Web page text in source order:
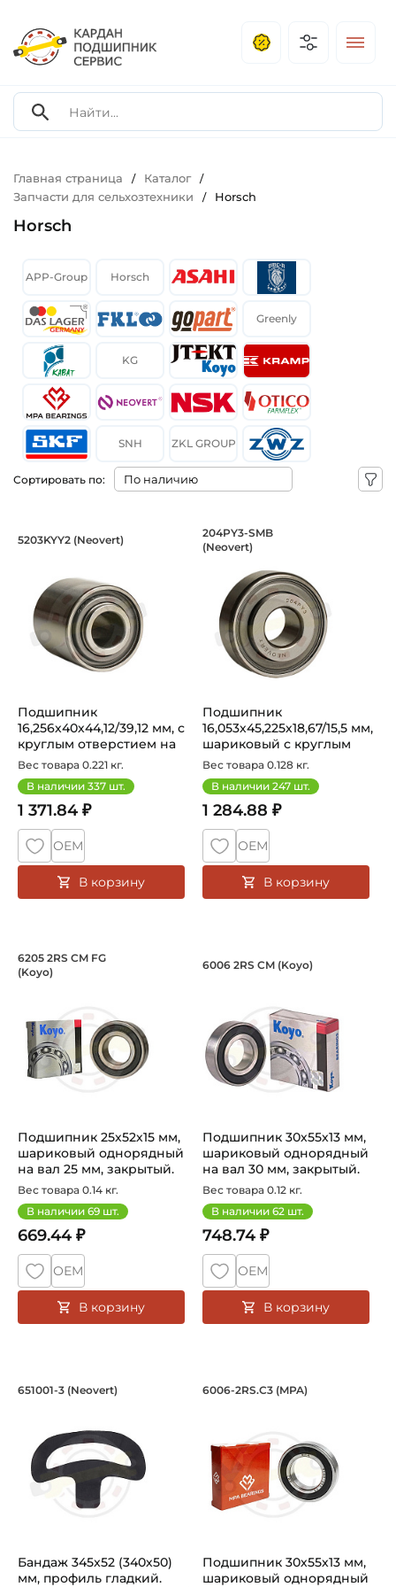
Главная страница / Каталог /
Запчасти для сельхозтехники / Horsch
Horsch
APP-Group Horsch
Greenly
KG
SNH ZKL GROUP
Сортировать по:
Подшипник 16,256х40х44,12/39,12 мм,
Подшипник 5203KYY2 Neovert - шариковый с круглым
5203KYY2 (Neovert)
Подшипник
16,256х40х44,12/39,12 мм, с
круглым отверстием на
вал 16,256 ...
Вес товара 0.221 кг.
В наличии 337 шт.
1 371.84 ₽
ОЕМ
В корзину
Подшипник
Neovert 204PY3 - шариковый
204PY3-SMB
(Neovert)
Подшипник
16,053х45,225х18,67/15,5 мм,
шариковый с круглым
отверстием н...
Вес товара 0.128 кг.
В наличии 247 шт.
1 284.88 ₽
ОЕМ
В корзину
Подшипник 25х52х15 мм, шариковый
Подшипник шариковый закрытый номер 6205 2RS СМ FG
6205 2RS CM FG
(Koyo)
Подшипник 25х52х15 мм,
шариковый однорядный
на вал 25 мм, закрытый.
Арт...
Вес товара 0.14 кг.
В наличии 69 шт.
669.44 ₽
ОЕМ
В корзину
Подшипник
6006 2RS CM (Koyo)
Подшипник 30х55х13 мм,
шариковый однорядный
на вал 30 мм, закрытый.
Арт...
Вес товара 0.12 кг.
В наличии 62 шт.
748.74 ₽
ОЕМ
В корзину
Бандаж 345x52 (340х50) мм, профиль
651001-3 (Neovert)
Бандаж 345x52 (340х50)
мм, профиль гладкий.
Подшипник
6006-2RS.С3 (MPA)
Подшипник 30х55х13 мм,
шариковый однорядный